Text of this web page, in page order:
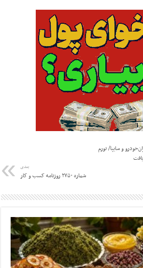
و سایپا/ تورم
بعدی
شماره ۲۷۵۰ روزنامه کسب و کار